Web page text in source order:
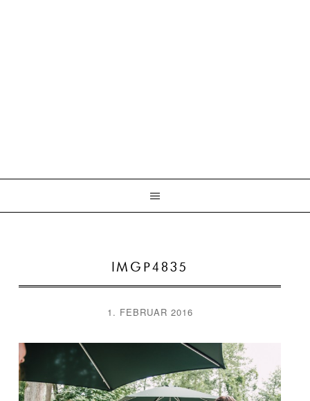
IMGP4835
1. FEBRUAR 2016